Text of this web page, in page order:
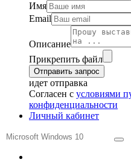
Имя
Email
Описание
Прикрепить файл
Отправить запрос
идет отправка
Согласен с условиями
конфиденциальности
Личный кабинет